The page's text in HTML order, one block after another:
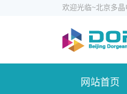
欢迎光临~北京多晶
网站首页